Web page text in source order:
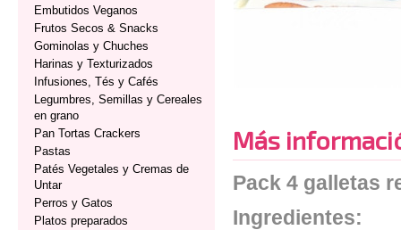
Embutidos Veganos
Frutos Secos & Snacks
Gominolas y Chuches
Harinas y Texturizados
Infusiones, Tés y Cafés
Legumbres, Semillas y Cereales
en grano
Pan Tortas Crackers
Pastas
Patés Vegetales y Cremas de
Untar
Perros y Gatos
Platos preparados
Más
Pack 4 galletas
Ingredientes: